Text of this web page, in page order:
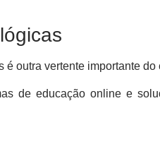
outra vertente importante
de educação online e